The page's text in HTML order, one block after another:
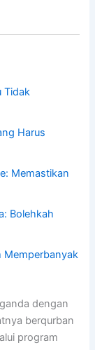
Tidak
Harus
Memastikan
Bolehkah
Memperbanyak
dengan
berqurban
program